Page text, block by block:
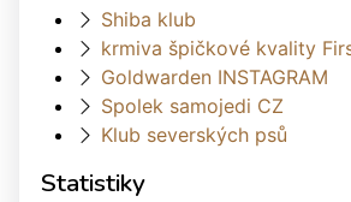
Shiba klub
krmiva špičkové kvality
Goldwarden INSTAGRAM
Spolek samojedi CZ
Klub severských psů
Statistiky